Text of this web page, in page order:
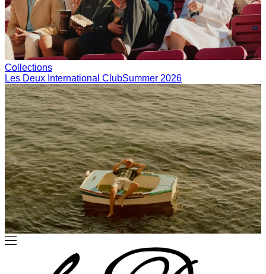
Collections
Les Deux International ClubSummer 2026